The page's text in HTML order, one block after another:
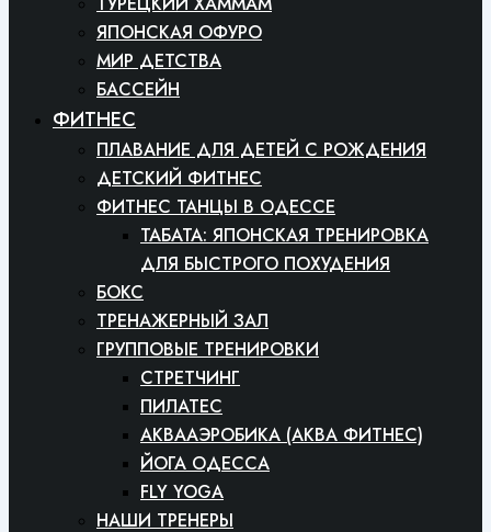
ЯПОНСКАЯ ОФУРО
МИР ДЕТСТВА
БАССЕЙН
ФИТНЕС
ПЛАВАНИЕ ДЛЯ ДЕТЕЙ С РОЖДЕНИЯ
ДЕТСКИЙ ФИТНЕС
ФИТНЕС ТАНЦЫ В ОДЕССЕ
ТАБАТА: ЯПОНСКАЯ ТРЕНИРОВКА
ДЛЯ БЫСТРОГО ПОХУДЕНИЯ
БОКС
ТРЕНАЖЕРНЫЙ ЗАЛ
ГРУППОВЫЕ ТРЕНИРОВКИ
СТРЕТЧИНГ
ПИЛАТЕС
АКВААЭРОБИКА (АКВА ФИТНЕС)
ЙОГА ОДЕССА
FLY YOGA
НАШИ ТРЕНЕРЫ